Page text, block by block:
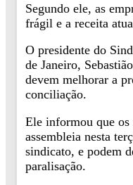
Segundo ele, as
frágil e a receita
O presidente do
de Janeiro,
devem melhorar a
conciliação.
Ele informou que
assembleia nesta
sindicato, e podem
paralisação.